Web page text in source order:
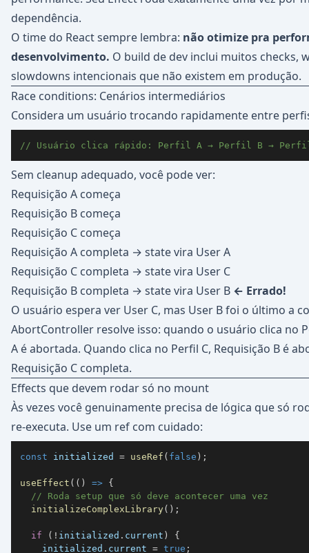
dependência.
O time do React sempre lembra: não otimize pra
desenvolvimento. O build de dev inclui muitos checks,
slowdowns intencionais que não existem em produção.
Race conditions: Cenários intermediários
Considera um usuário trocando rapidamente entre
// Usuário clica rápido: Perfil A → Perfil B →
Sem cleanup adequado, você pode ver:
Requisição A começa
Requisição B começa
Requisição C começa
Requisição A completa → state vira User A
Requisição C completa → state vira User C
Requisição B completa → state vira User B ← Errado!
O usuário espera ver User C, mas User B foi o último a
AbortController resolve isso: quando o usuário clica no
A é abortada. Quando clica no Perfil C, Requisição B é
Requisição C completa.
Effects que devem rodar só no mount
Às vezes você genuinamente precisa de lógica que só
re-executa. Use um ref com cuidado:
const initialized = useRef ( false ) ;
useEffect ( ( ) => {
// Roda setup que só deve acontecer uma vez
initializeComplexLibrary( ) ;
if ( ! initialized . current )
{
    initialized
. current = true ;